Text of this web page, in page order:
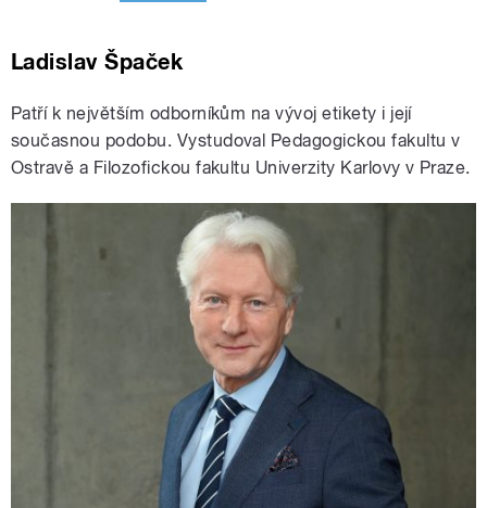
Ladislav Špaček
Patří k největším odborníkům na vývoj etikety i její
současnou podobu. Vystudoval Pedagogickou fakultu v
Ostravě a Filozofickou fakultu Univerzity Karlovy v Praze.